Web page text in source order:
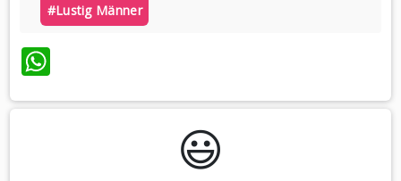
#lustig Männer
WhatsApp
😃️